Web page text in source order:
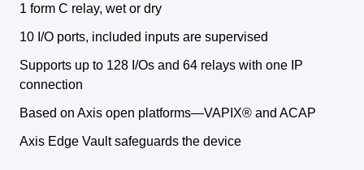
1 form C relay, wet or dry
10 I/O ports, included inputs are supervised
Supports up to 128 I/Os and 64 relays with one IP
connection
Based on Axis open platforms—VAPIX® and ACAP
Axis Edge Vault safeguards the device